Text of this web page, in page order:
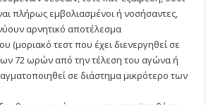
πλήρως εμβολιασμένοι ή νοσήσαντες,
αρνητικό αποτέλεσμα
(μοριακό τεστ που έχει διενεργηθεί σε
72 ωρών από την τέλεση του αγώνα ή
σε διάστημα μικρότερο των